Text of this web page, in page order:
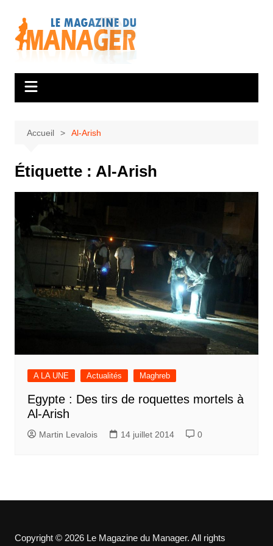
contenu
Accueil Al-Arish
Étiquette : Al-Arish
A LA UNE Actualités Maghreb
Egypte : Des tirs de roquettes mortels à
Al-Arish
Martin Levalois 14 juillet 2014 0
Copyright © 2026 Le Magazine du Manager. All rights